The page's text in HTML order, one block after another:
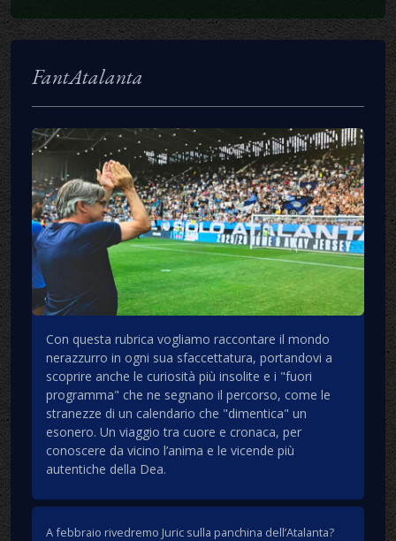
FantAtalanta
Con questa rubrica vogliamo raccontare il mondo
nerazzurro in ogni sua sfaccettatura, portandovi a
scoprire anche le curiosità più insolite e i "fuori
programma" che ne segnano il percorso, come le
stranezze di un calendario che "dimentica" un
esonero. Un viaggio tra cuore e cronaca, per
conoscere da vicino l’anima e le vicende più
autentiche della Dea.
A febbraio rivedremo Juric sulla panchina dell’Atalanta?